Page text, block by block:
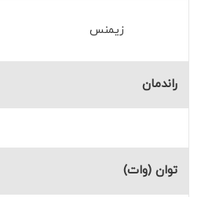
زیمنس
راندمان
توان (وات)